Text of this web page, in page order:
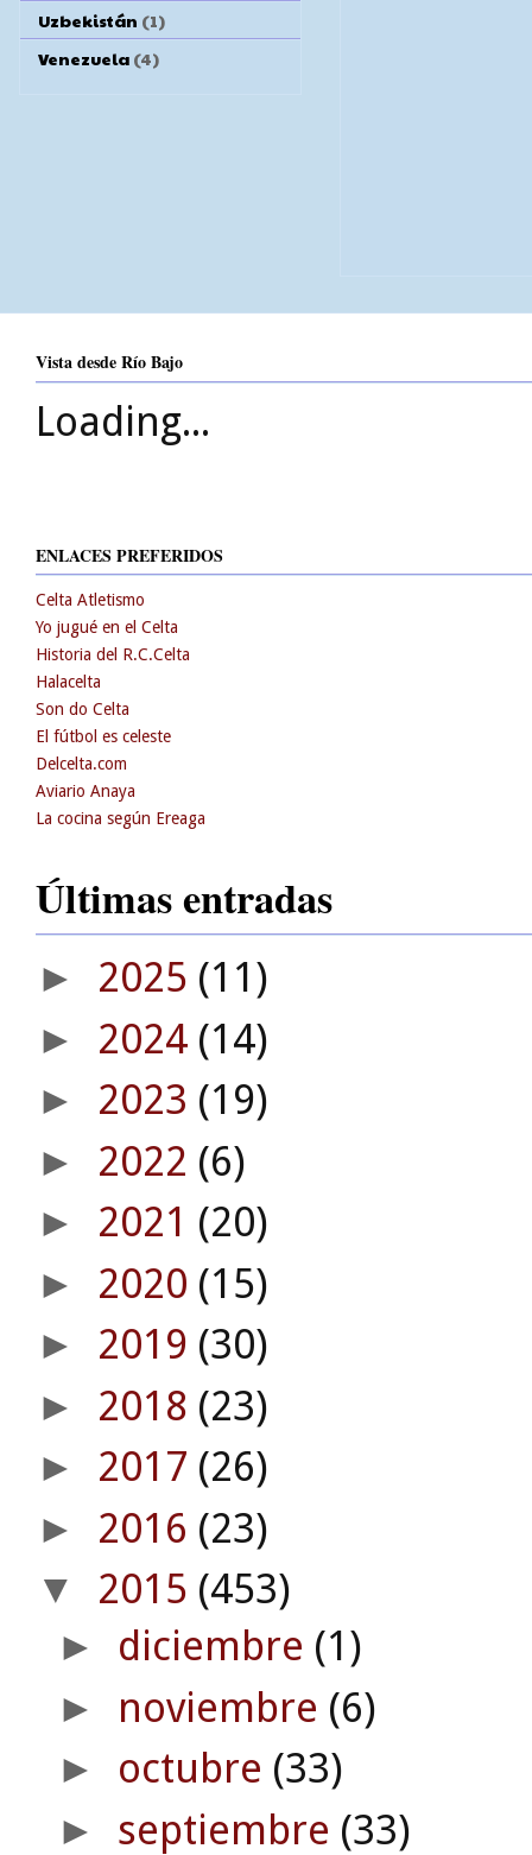
Uzbekistán (1)
Venezuela (4)
Vista desde Río Bajo
Loading...
ENLACES PREFERIDOS
Celta Atletismo
Yo jugué en el Celta
Historia del R.C.Celta
Halacelta
Son do Celta
El fútbol es celeste
Delcelta.com
Aviario Anaya
La cocina según Ereaga
Últimas entradas
► 2025 (11)
► 2024 (14)
► 2023 (19)
► 2022 (6)
► 2021 (20)
► 2020 (15)
► 2019 (30)
► 2018 (23)
► 2017 (26)
► 2016 (23)
▼ 2015 (453)
► diciembre (1)
► noviembre (6)
► octubre (33)
► septiembre (33)